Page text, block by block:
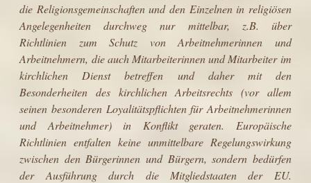
die Religionsgemeinschaften und den Einzelnen in religiösen
Angelegenheiten durchweg nur mittelbar, z.B. über
Richtlinien zum Schutz von Arbeitnehmerinnen und
Arbeitnehmern, die auch Mitarbeiterinnen und Mitarbeiter im
kirchlichen Dienst betreffen und daher mit den
Besonderheiten des kirchlichen Arbeitsrechts (vor allem
seinen beson­deren Loyalitätspflichten für Arbeitnehmerinnen
und Arbeitnehmer) in Konflikt geraten. Europäische
Richtlinien entfalten keine unmittelbare Regelungs­wirkung
zwischen den Bürgerinnen und Bürgern, sondern bedürfen
der Aus­führung durch die Mitgliedstaaten der EU.